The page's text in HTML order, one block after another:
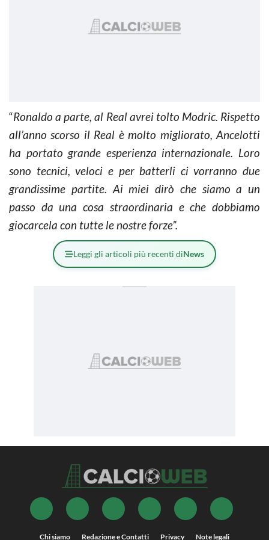
“Ronaldo a parte, al Real avrei tolto Modric. Rispetto
all’anno scorso il Real è molto migliorato, Ancelotti
ha portato grande esperienza internazionale. Loro
sono tecnici, veloci e per batterli ci vorranno due
grandissime partite. Ai miei dirò che siamo a un
passo da una cosa straordinaria e che dobbiamo
giocarcela con tutte le nostre forze”.
Leggi gli articoli più recenti diNews
Chi siamo Redazione e Contatti Privacy Note legali